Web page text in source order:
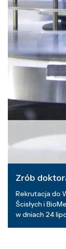
Zrób
Rekrutacja do
Ścisłych i
w dniach 24